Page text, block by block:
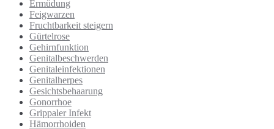
Ermüdung
Feigwarzen
Fruchtbarkeit steigern
Gürtelrose
Gehirnfunktion
Genitalbeschwerden
Genitaleinfektionen
Genitalherpes
Gesichtsbehaarung
Gonorrhoe
Grippaler Infekt
Hämorrhoiden